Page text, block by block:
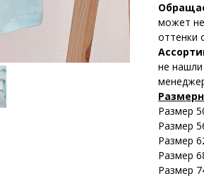
может
оттенки
не
Размер
Размер
Размер
Размер
Размер